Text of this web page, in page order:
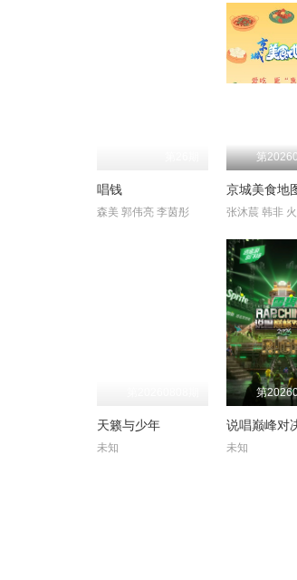
唱钱
森美 郭伟亮 李茵彤
第
京城美食地
张沐莀 韩非
天籁与少年
未知
第
说唱巅峰对
未知